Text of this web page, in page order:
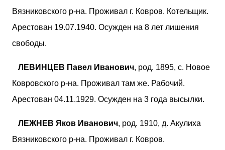
Вязниковского р-на. Проживал г. Ковров. Котельщик.
Арестован 19.07.1940. Осужден на 8 лет лишения
свободы.
ЛЕВИНЦЕВ Павел Иванович, род. 1895, с. Новое
Ковровского р-на. Проживал там же. Рабочий.
Арестован 04.11.1929. Осужден на 3 года высылки.
ЛЕЖНЕВ Яков Иванович, род. 1910, д. Акулиха
Вязниковского р-на. Проживал г. Ковров.